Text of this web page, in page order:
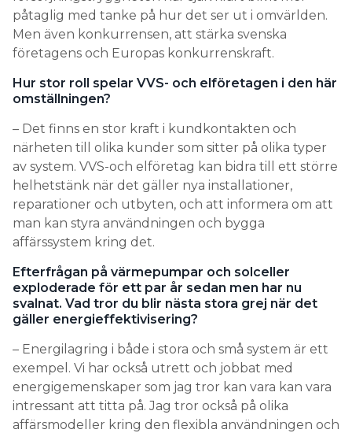
påtaglig med tanke på hur det ser ut i omvärlden.
Men även konkurrensen, att stärka svenska
företagens och Europas konkurrenskraft.
Hur stor roll spelar VVS- och elföretagen i den här
omställningen?
– Det finns en stor kraft i kundkontakten och
närheten till olika kunder som sitter på olika typer
av system. VVS-och elföretag kan bidra till ett större
helhetstänk när det gäller nya installationer,
reparationer och utbyten, och att informera om att
man kan styra användningen och bygga
affärssystem kring det.
Efterfrågan på värmepumpar och solceller
exploderade för ett par år sedan men har nu
svalnat. Vad tror du blir nästa stora grej när det
gäller energieffektivisering?
– Energilagring i både i stora och små system är ett
exempel. Vi har också utrett och jobbat med
energigemenskaper som jag tror kan vara kan vara
intressant att titta på. Jag tror också på olika
affärsmodeller kring den flexibla användningen och